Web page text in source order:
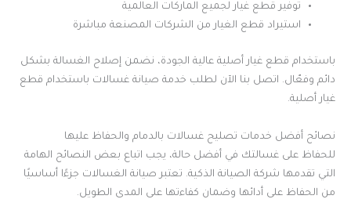
توفير قطع غيار لجميع الماركات العالمية
استيراد قطع الغيار من الشركات المصنعة مباشرة
باستخدام قطع غيار أصلية عالية الجودة، نضمن إصلاح الغسالة بشكل
دائم وفعّال. اتصل بنا الآن لطلب خدمة صيانة غسالات باستخدام قطع
غيار أصلية.
نصائح أفضل خدمات تصليح غسالات بالدمام والحفاظ عليها
للحفاظ على غسالتك في أفضل حالة، يجب اتباع بعض النصائح الهامة
التي تقدمها شركة الصيانة الذكية. تعتبر صيانة الغسالات جزءًا أساسيًا
من الحفاظ على أدائها وضمان كفاءتها على المدى الطويل.